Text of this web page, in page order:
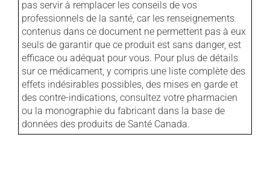
pas servir à remplacer les conseils de vos
professionnels de la santé, car les renseignements
contenus dans ce document ne permettent pas à eux
seuls de garantir que ce produit est sans danger, est
efficace ou adéquat pour vous. Pour plus de détails
sur ce médicament, y compris une liste complète des
effets indésirables possibles, des mises en garde et
des contre-indications, consultez votre pharmacien
ou la monographie du fabricant dans la base de
données des produits de Santé Canada.